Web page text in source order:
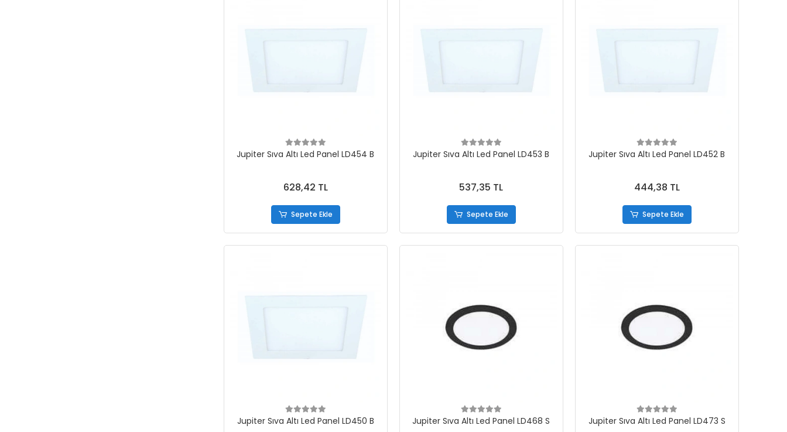
Jupiter Sıva Altı Led Panel LD454 B
628,42 TL
Sepete Ekle
Jupiter Sıva Altı Led Panel LD453 B
537,35 TL
Sepete Ekle
Jupiter Sıva Altı Led Panel LD452 B
444,38 TL
Sepete Ekle
Jupiter Sıva Altı Led Panel LD450 B Jupiter Sıva Altı Led Panel LD468 S Jupiter Sıva Altı Led Panel LD473 S